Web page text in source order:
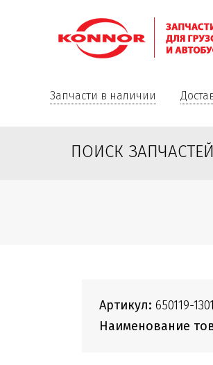
Запчасти в наличии
ПОИСК ЗАПЧАСТЕЙ
Артикул: 650119-
Наименование